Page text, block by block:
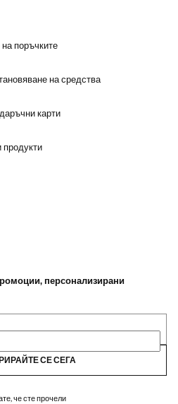
поръчките
на средства
карти
персонализирани
СЕ СЕГА
че сте прочели